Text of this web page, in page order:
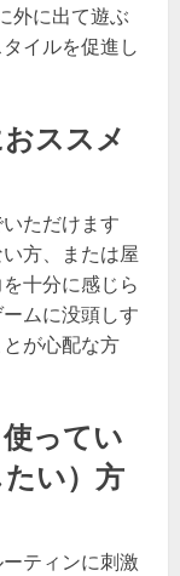
外に出て遊ぶ
イルを促進し
ススメ
ただけます
方、または屋
十分に感じら
ムに没頭しす
が心配な方
ってい
い）方
ティンに刺激